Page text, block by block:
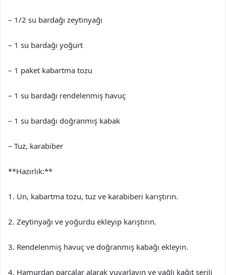
– 1/2 su bardağı zeytinyağı
– 1 su bardağı yoğurt
– 1 paket kabartma tozu
– 1 su bardağı rendelenmiş havuç
– 1 su bardağı doğranmış kabak
– Tuz, karabiber
**Hazırlık:**
1. Un, kabartma tozu, tuz ve karabiberi karıştırın.
2. Zeytinyağı ve yoğurdu ekleyip karıştırın.
3. Rendelenmiş havuç ve doğranmış kabağı ekleyin.
4. Hamurdan parçalar alarak yuvarlayın ve yağlı kağıt serili